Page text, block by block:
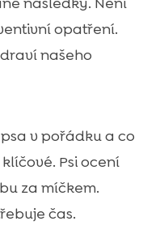
aby nám to
kdy zpozornět a
opatření.
našeho
v pořádku a co
Psi ocení
za míčkem.
čas.